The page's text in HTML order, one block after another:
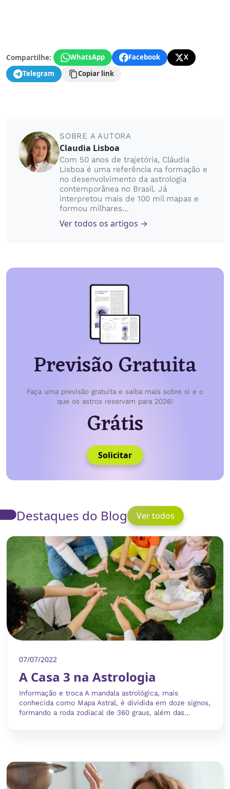
Compartilhe: WhatsApp Facebook
X
Telegram
Copiar link
SOBRE A AUTORA
Claudia Lisboa
Com 50 anos de trajetória, Cláudia
Lisboa é uma referência na formação e
no desenvolvimento da astrologia
contemporânea no Brasil. Já
interpretou mais de 100 mil mapas e
formou milhares...
Ver todos os artigos →
Previsão Gratuita
Faça uma previsão gratuita e saiba mais sobre si e o
que os astros reservam para 2026!
Grátis
Solicitar
Destaques do Blog Ver todos
07/07/2022
A Casa 3 na Astrologia
Informação e troca A mandala astrológica, mais
conhecida como Mapa Astral, é dividida em doze signos,
formando a roda zodiacal de 360 graus, além das...